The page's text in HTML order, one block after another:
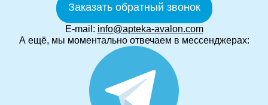
Заказать обратный звонок
E-mail: info@apteka-avalon.com
А ещё, мы моментально отвечаем в мессенджерах: